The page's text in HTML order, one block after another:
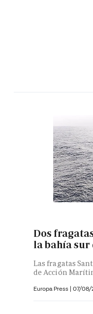
Dos
la bahía sur
Las fragatas
de Acción
Europa Press | 07/08/